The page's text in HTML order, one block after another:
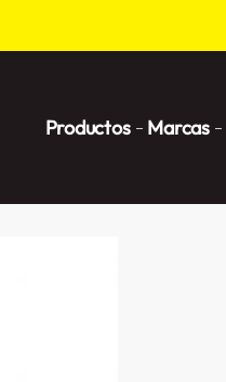
Productos Marcas